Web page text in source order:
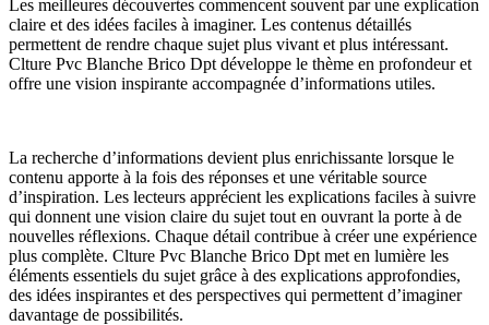
Les meilleures découvertes commencent souvent par une explication
claire et des idées faciles à imaginer. Les contenus détaillés
permettent de rendre chaque sujet plus vivant et plus intéressant.
Clture Pvc Blanche Brico Dpt développe le thème en profondeur et
offre une vision inspirante accompagnée d’informations utiles.
La recherche d’informations devient plus enrichissante lorsque le
contenu apporte à la fois des réponses et une véritable source
d’inspiration. Les lecteurs apprécient les explications faciles à suivre
qui donnent une vision claire du sujet tout en ouvrant la porte à de
nouvelles réflexions. Chaque détail contribue à créer une expérience
plus complète. Clture Pvc Blanche Brico Dpt met en lumière les
éléments essentiels du sujet grâce à des explications approfondies,
des idées inspirantes et des perspectives qui permettent d’imaginer
davantage de possibilités.